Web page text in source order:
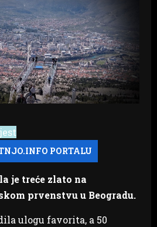
je treće zlato na
prvenstvu u Beogradu.
ulogu favorita, a 50